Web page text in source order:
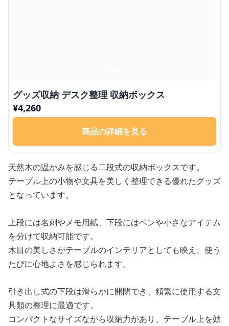
グッズ収納 デスク整理 収納ボックス
¥4,260
商品の詳細を見る
天然木の温かみを感じる二段式の収納ボックスです。
テーブル上の小物や文具を美しく整理できる優れたグッズ
となっています。
上段には名刺やメモ用紙、下段にはペンや小さなアイテム
を分けて収納可能です。
木目の美しさがテーブルのインテリアとしても映え、使う
たびに心地よさを感じられます。
引き出し式の下段は滑らかに開閉でき、頻繁に使用する文
具類の整理に最適です。
コンパクトなサイズながら収納力があり、テーブル上を効